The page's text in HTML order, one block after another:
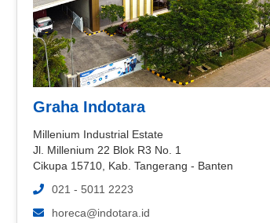
Graha Indotara
Millenium Industrial Estate
Jl. Millenium 22 Blok R3 No. 1
Cikupa 15710, Kab. Tangerang - Banten
021 - 5011 2223
horeca@indotara.id